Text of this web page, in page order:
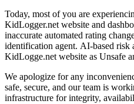
Today, most of you are
KidLogger.net website and
inaccurate automated rating
identification agent. AI-based risk
KidLogge.net website as Unsafe
We apologize for any
safe, secure, and our team is
infrastructure for integrity,